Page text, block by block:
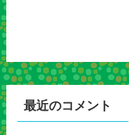
最近のコメント